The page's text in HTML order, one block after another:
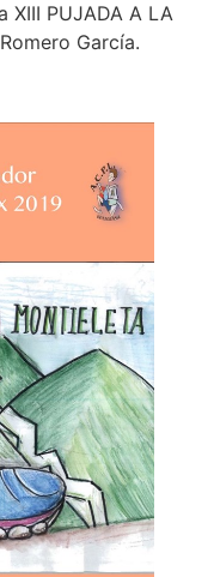
XIII PUJADA A LA
García.